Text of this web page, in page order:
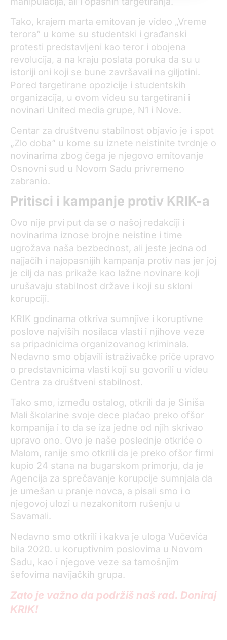
Tako, krajem marta emitovan je video „Vreme
terora” u kome su studentski i građanski
protesti predstavljeni kao teror i obojena
revolucija, a na kraju poslata poruka da su u
istoriji oni koji se bune završavali na giljotini.
Pored targetirane opozicije i studentskih
organizacija, u ovom videu su targetirani i
novinari United media grupe, N1 i Nove.
Centar za društvenu stabilnost objavio je i spot
„Zlo doba” u kome su iznete neistinite tvrdnje o
novinarima zbog čega je njegovo emitovanje
Osnovni sud u Novom Sadu privremeno
zabranio.
Pritisci i kampanje protiv KRIK-a
Ovo nije prvi put da se o našoj redakciji i
novinarima iznose brojne neistine i time
ugrožava naša bezbednost, ali jeste jedna od
najjačih i najopasnijih kampanja protiv nas jer joj
je cilj da nas prikaže kao lažne novinare koji
urušavaju stabilnost države i koji su skloni
korupciji.
KRIK godinama otkriva sumnjive i koruptivne
poslove najviših nosilaca vlasti i njihove veze
sa pripadnicima organizovanog kriminala.
Nedavno smo objavili istraživačke priče upravo
o predstavnicima vlasti koji su govorili u videu
Centra za društveni stabilnost.
Tako smo, između ostalog, otkrili da je Siniša
Mali školarine svoje dece plaćao preko ofšor
kompanija i to da se iza jedne od njih skrivao
upravo ono. Ovo je naše poslednje otkriće o
Malom, ranije smo otkrili da je preko ofšor firmi
kupio 24 stana na bugarskom primorju, da je
Agencija za sprečavanje korupcije sumnjala da
je umešan u pranje novca, a pisali smo i o
njegovoj ulozi u nezakonitom rušenju u
Savamali.
Nedavno smo otkrili i kakva je uloga Vučevića
bila 2020. u koruptivnim poslovima u Novom
Sadu, kao i njegove veze sa tamošnjim
šefovima navijačkih grupa.
Zato je važno da podržiš naš rad. Doniraj
KRIK!